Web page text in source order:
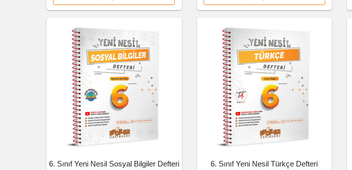
6. Sınıf Yeni Nesil Sosyal Bilgiler Defteri 6. Sınıf Yeni Nesil Türkçe Defteri